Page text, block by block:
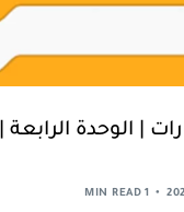
| الوحدة
1 MIN READ